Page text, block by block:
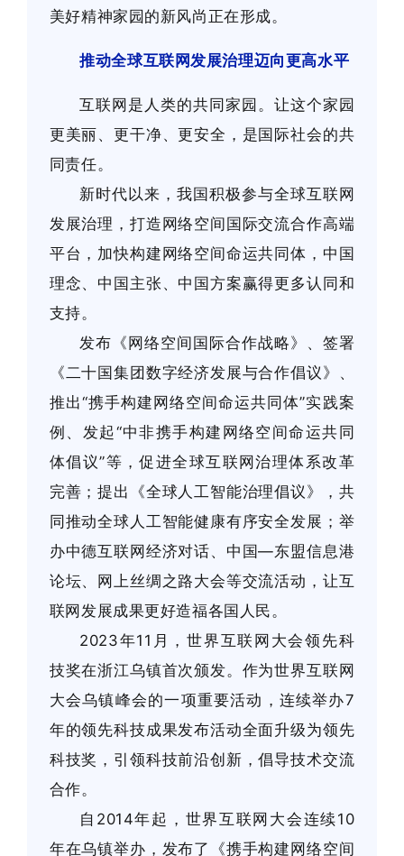
美好精神家园的新风尚正在形成。
推动全球互联网发展治理迈向更高水平
互联网是人类的共同家园。让这个家园
更美丽、更干净、更安全，是国际社会的共
同责任。
新时代以来，我国积极参与全球互联网
发展治理，打造网络空间国际交流合作高端
平台，加快构建网络空间命运共同体，中国
理念、中国主张、中国方案赢得更多认同和
支持。
发布《网络空间国际合作战略》、签署
《二十国集团数字经济发展与合作倡议》、
推出“携手构建网络空间命运共同体”实践案
例、发起“中非携手构建网络空间命运共同
体倡议”等，促进全球互联网治理体系改革
完善；提出《全球人工智能治理倡议》，共
同推动全球人工智能健康有序安全发展；举
办中德互联网经济对话、中国—东盟信息港
论坛、网上丝绸之路大会等交流活动，让互
联网发展成果更好造福各国人民。
2023年11月，世界互联网大会领先科
技奖在浙江乌镇首次颁发。作为世界互联网
大会乌镇峰会的一项重要活动，连续举办7
年的领先科技成果发布活动全面升级为领先
科技奖，引领科技前沿创新，倡导技术交流
合作。
自2014年起，世界互联网大会连续10
年在乌镇举办，发布了《携手构建网络空间